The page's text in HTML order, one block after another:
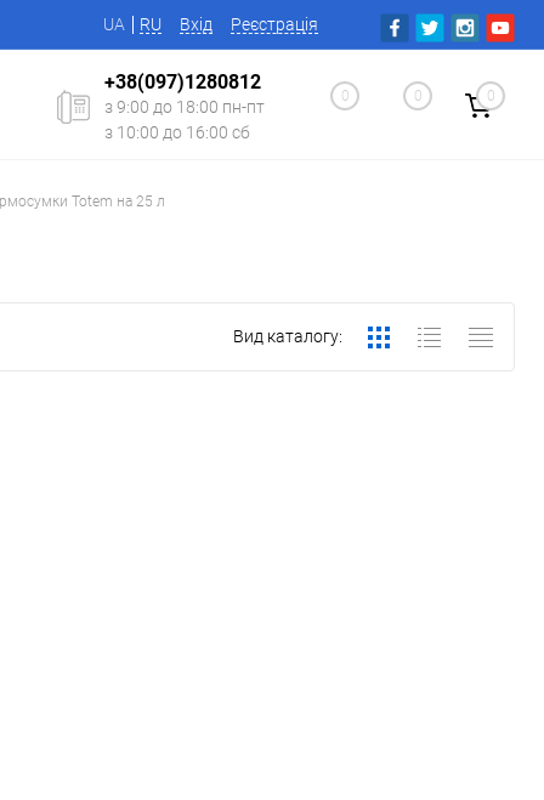
UA RU Вхід Реєстрація
+38(097)1280812
з 9:00 до 18:00 пн-пт
з 10:00 до 16:00 сб
0 0 0
Totem на 25 л
Вид каталогу: